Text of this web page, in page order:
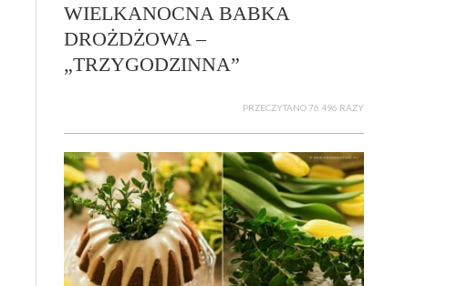
WIELKANOCNA BABKA
DROŻDŻOWA –
„TRZYGODZINNA”
PRZECZYTANO 76 496 RAZY